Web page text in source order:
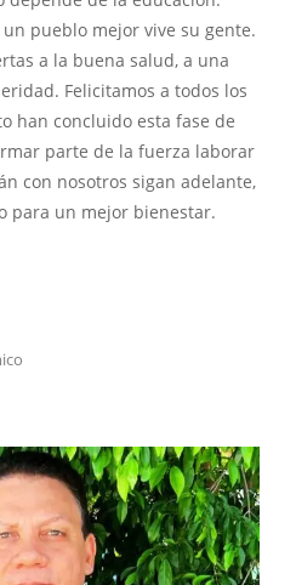
pueblo mejor vive su gente.
a la buena salud, a una
Felicitamos a todos los
han concluido esta fase de
parte de la fuerza laborar
con nosotros sigan adelante,
para un mejor bienestar.